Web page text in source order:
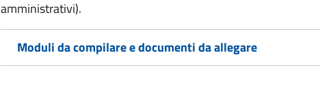
amministrativi).
Moduli da compilare e documenti da allegare